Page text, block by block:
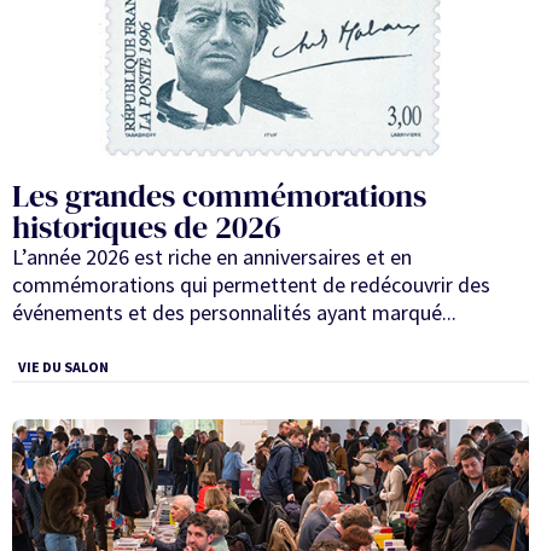
Les grandes commémorations
historiques de 2026
L’année 2026 est riche en anniversaires et en
commémorations qui permettent de redécouvrir des
événements et des personnalités ayant marqué...
VIE DU SALON